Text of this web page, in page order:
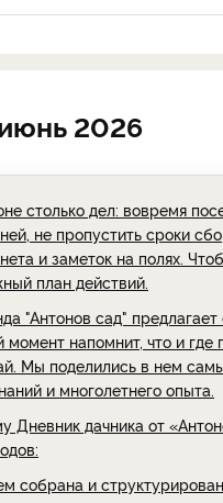
2026
столько дел: вовремя
не пропустить сроки
и заметок на полях.
план действий.
"Антонов сад"
момент напомнит, что и где
Мы поделились в нем
и многолетнего опыта.
Дневник дачника от
собрана и